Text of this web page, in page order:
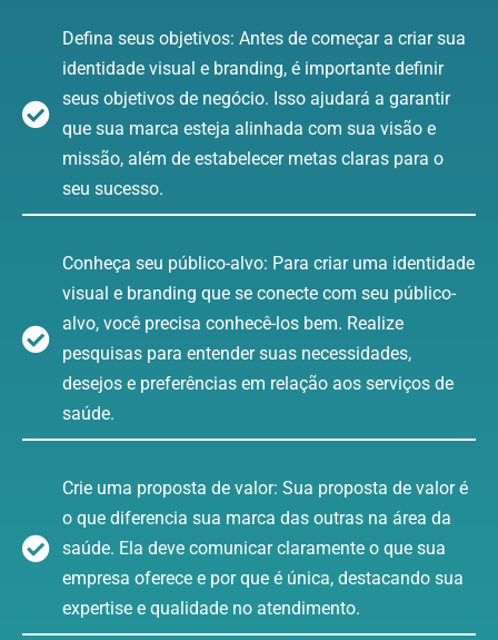
Defina seus objetivos: Antes de começar a criar sua
identidade visual e branding, é importante definir
seus objetivos de negócio. Isso ajudará a garantir
que sua marca esteja alinhada com sua visão e
missão, além de estabelecer metas claras para o
seu sucesso.
Conheça seu público-alvo: Para criar uma identidade
visual e branding que se conecte com seu público-
alvo, você precisa conhecê-los bem. Realize
pesquisas para entender suas necessidades,
desejos e preferências em relação aos serviços de
saúde.
Crie uma proposta de valor: Sua proposta de valor é
o que diferencia sua marca das outras na área da
saúde. Ela deve comunicar claramente o que sua
empresa oferece e por que é única, destacando sua
expertise e qualidade no atendimento.